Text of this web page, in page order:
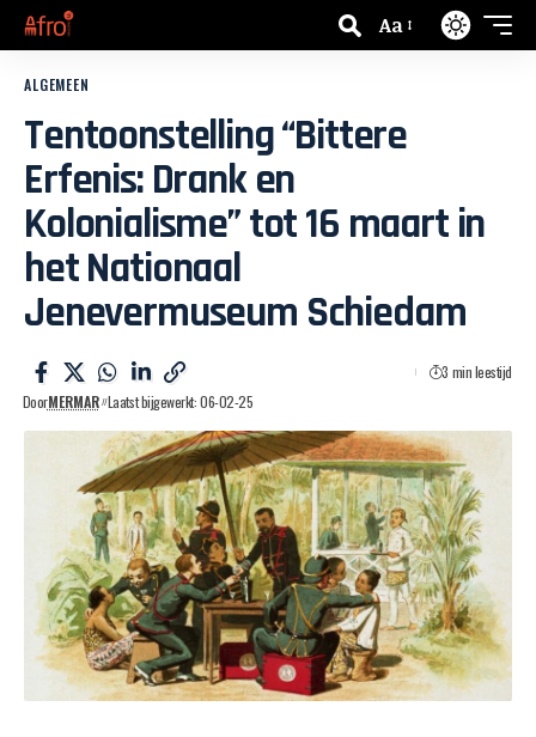
Aa
ALGEMEEN
Tentoonstelling “Bittere
Erfenis: Drank en
Kolonialisme” tot 16 maart in
het Nationaal
Jenevermuseum Schiedam
DoorMERMAR Laatst bijgewerkt: 06-02-25
3 min leestijd